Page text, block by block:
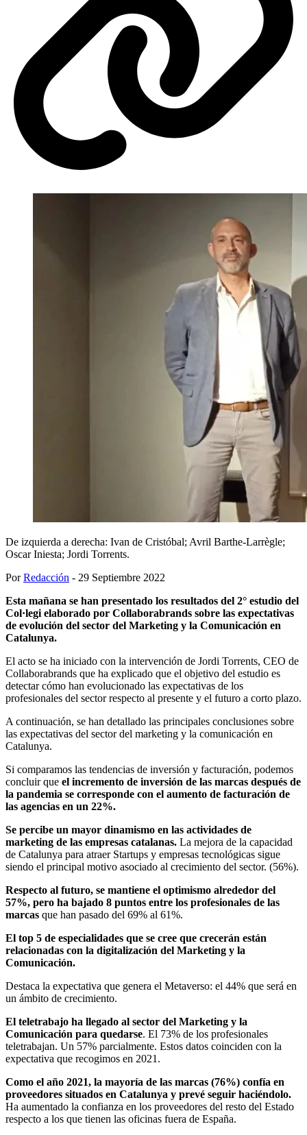
De izquierda a derecha: Ivan de Cristóbal; Avril Barthe-Larrègle;
Oscar Iniesta; Jordi Torrents.
PorRedacción - 29 Septiembre 2022
Esta mañana se han presentado los resultados del 2° estudio del
Col·legi elaborado por Collaborabrands sobre las expectativas
de evolución del sector del Marketing y la Comunicación en
Catalunya.
El acto se ha iniciado con la intervención de Jordi Torrents, CEO de
Collaborabrands que ha explicado que el objetivo del estudio es
detectar cómo han evolucionado las expectativas de los
profesionales del sector respecto al presente y el futuro a corto plazo.
A continuación, se han detallado las principales conclusiones sobre
las expectativas del sector del marketing y la comunicación en
Catalunya.
Si comparamos las tendencias de inversión y facturación, podemos
concluir que el incremento de inversión de las marcas después de
la pandemia se corresponde con el aumento de facturación de
las agencias en un 22%.
Se percibe un mayor dinamismo en las actividades de
marketing de las empresas catalanas. La mejora de la capacidad
de Catalunya para atraer Startups y empresas tecnológicas sigue
siendo el principal motivo asociado al crecimiento del sector. (56%).
Respecto al futuro, se mantiene el optimismo alrededor del
57%, pero ha bajado 8 puntos entre los profesionales de las
marcas que han pasado del 69% al 61%.
El top 5 de especialidades que se cree que crecerán están
relacionadas con la digitalización del Marketing y la
Comunicación.
Destaca la expectativa que genera el Metaverso: el 44% que será en
un ámbito de crecimiento.
El teletrabajo ha llegado al sector del Marketing y la
Comunicación para quedarse. El 73% de los profesionales
teletrabajan. Un 57% parcialmente. Estos datos coinciden con la
expectativa que recogimos en 2021.
Como el año 2021, la mayoría de las marcas (76%) confía en
proveedores situados en Catalunya y prevé seguir haciéndolo.
Ha aumentado la confianza en los proveedores del resto del Estado
respecto a los que tienen las oficinas fuera de España.